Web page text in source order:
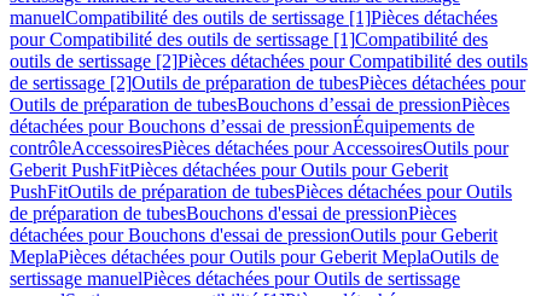
manuelCompatibilité des outils de sertissage [1]Pièces détachées
pour Compatibilité des outils de sertissage [1]Compatibilité des
outils de sertissage [2]Pièces détachées pour Compatibilité des outils
de sertissage [2]Outils de préparation de tubesPièces détachées pour
Outils de préparation de tubesBouchons d’essai de pressionPièces
détachées pour Bouchons d’essai de pressionÉquipements de
contrôleAccessoiresPièces détachées pour AccessoiresOutils pour
Geberit PushFitPièces détachées pour Outils pour Geberit
PushFitOutils de préparation de tubesPièces détachées pour Outils
de préparation de tubesBouchons d'essai de pressionPièces
détachées pour Bouchons d'essai de pressionOutils pour Geberit
MeplaPièces détachées pour Outils pour Geberit MeplaOutils de
sertissage manuelPièces détachées pour Outils de sertissage